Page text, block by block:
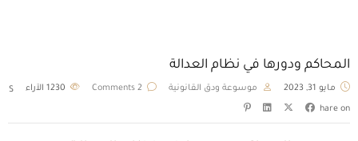
المحاكم ودورها في نظام العدالة
مايو 31, 2023 موسوعة ودق القانونية 2 Comments الآراء
S
hare on